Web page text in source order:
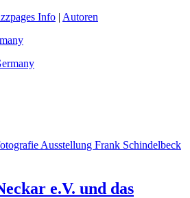
Info | Autoren
e.V. und das